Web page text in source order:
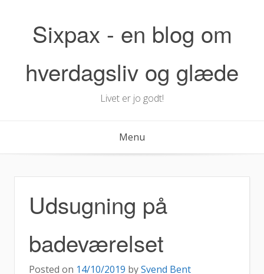
Sixpax - en blog om
hverdagsliv og glæde
Livet er jo godt!
Menu
Udsugning på
badeværelset
Posted on 14/10/2019 bySvend Bent